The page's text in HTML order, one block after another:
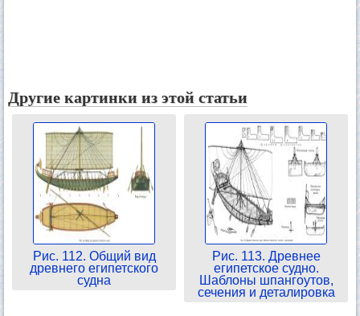
Другие картинки из этой статьи
Рис. 112. Общий вид
древнего египетского
судна
Рис. 113. Древнее
египетское судно.
Шаблоны шпангоутов,
сечения и деталировка